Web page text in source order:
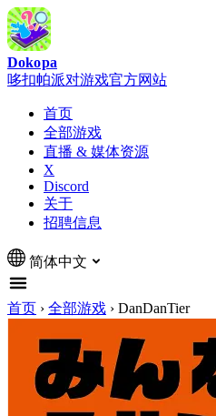
Dokopa
哆扣帕派对游戏官方网站
首页
全部游戏
直播 & 媒体资源
X
Discord
关于
招聘信息
简体中文
首页 › 全部游戏 › DanDanTier